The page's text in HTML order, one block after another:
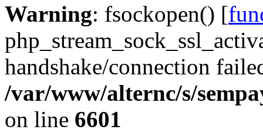
Warning: fsockopen() [
handshake/connection
/var/www/alternc/s/
on line 6601